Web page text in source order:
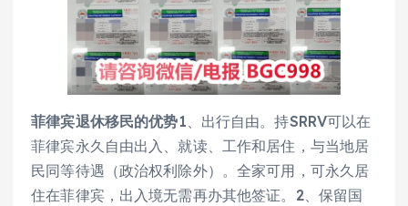
菲律宾退休移民的优势1、出行自由。持SRRV可以在
菲律宾永久自由出入、就读、工作和居住，与当地居
民同等待遇（政治权利除外）。全家可用，可永久居
住在菲律宾，出入境无需再办其他签证。2、保留国